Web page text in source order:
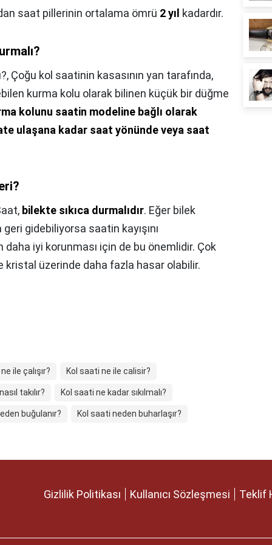
saat pillerinin ortalama ömrü 2 yıl kadardır.
Çoğu kol saatinin kasasının yan tarafında,
kurma kolu olarak bilinen küçük bir düğme
kolunu saatin modeline bağlı olarak
ulaşana kadar saat yönünde veya saat
bilekte sıkıca durmalıdır. Eğer bilek
gidebiliyorsa saatin kayışını
daha iyi korunması için de bu önemlidir. Çok
üzerinde daha fazla hasar olabilir.
ile çalışır? Kol saati ne ile calisir?
takılır? Kol saati ne kadar sıkılmalı?
buğulanır? Kol saati neden buharlaşır?
Gizlilik Politikası Kullanıcı Sözleşmesi Teklif